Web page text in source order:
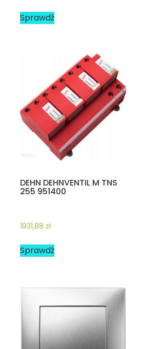
Sprawdź
DEHN DEHNVENTIL M TNS
255 951400
1931,88 zł
Sprawdź